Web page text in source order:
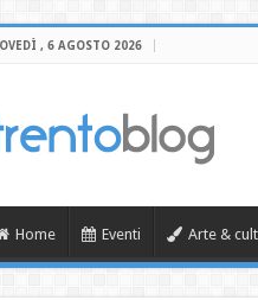
, 6 AGOSTO 2026
Home Eventi Arte &